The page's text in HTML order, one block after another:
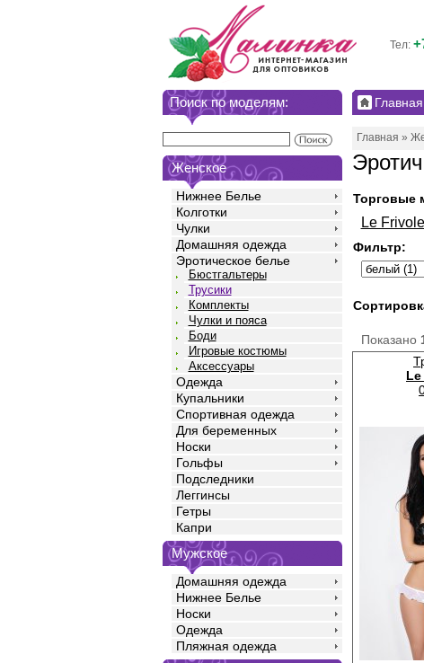
Тел:
Поиск по моделям:
Женское
Нижнее Белье
Колготки
Чулки
Домашняя одежда
Эротическое белье
Бюстгальтеры
Трусики
Комплекты
Чулки и пояса
Боди
Игровые костюмы
Аксессуары
Одежда
Купальники
Спортивная одежда
Для беременных
Носки
Гольфы
Подследники
Леггинсы
Гетры
Капри
Мужское
Домашняя одежда
Нижнее Белье
Носки
Одежда
Пляжная одежда
Главная
Главная »
Торговые
Le Frivole
Фильтр:
Показано